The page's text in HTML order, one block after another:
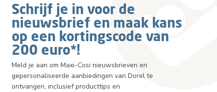
Schrijf je in voor de
nieuwsbrief en maak kans
op een kortingscode van
200 euro*!
Meld je aan om Maxi-Cosi nieuwsbrieven en
gepersonaliseerde aanbiedingen van Dorel te
ontvangen, inclusief producttips en